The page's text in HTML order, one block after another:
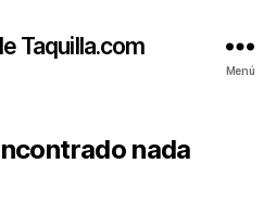
Taquilla.com
Menú
nada